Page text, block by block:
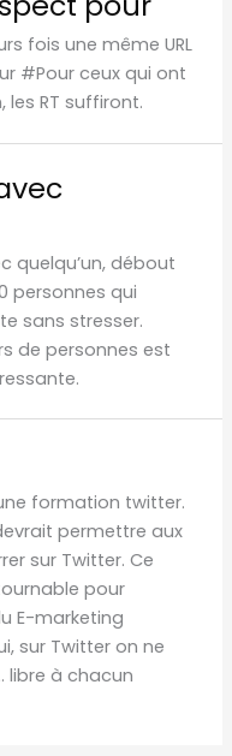
fois une même URL
#Pour ceux qui ont
RT suffiront.
quelqu’un, débout
personnes qui
sans stresser.
de personnes est
formation twitter.
permettre aux
sur Twitter. Ce
pour
E-marketing
sur Twitter on ne
libre à chacun